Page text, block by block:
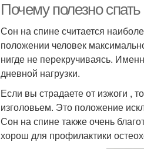
Почему полезно спать
Сон на спине считается
положении человек
нигде не перекручиваясь.
дневной нагрузки.
Если вы страдаете от изжоги ,
изголовьем. Это положение
Сон на спине также очень
хорош для профилактики